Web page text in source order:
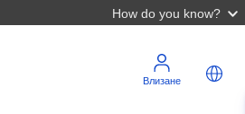
How do you know?
Влизане